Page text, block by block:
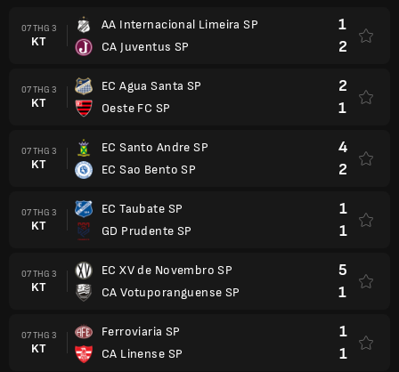
07 THG 3
KT
AA Internacional Limeira SP
CA Juventus SP
1
2
07 THG 3
KT
EC Agua Santa SP
Oeste FC SP
2
1
07 THG 3
KT
EC Santo Andre SP
EC Sao Bento SP
4
2
07 THG 3
KT
EC Taubate SP
GD Prudente SP
1
1
07 THG 3
KT
EC XV de Novembro SP
CA Votuporanguense SP
5
1
07 THG 3
KT
Ferroviaria SP
CA Linense SP
1
1